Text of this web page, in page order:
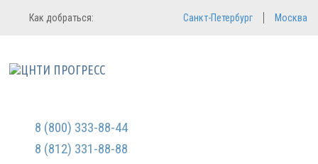
Регистрация
Мы не передаем ваши данные
третьим лицам и не рассылаем
Вход в систему
Как добраться: Санкт-Петербург Москва
8 (800) 333-88-44
8 (812) 331-88-88